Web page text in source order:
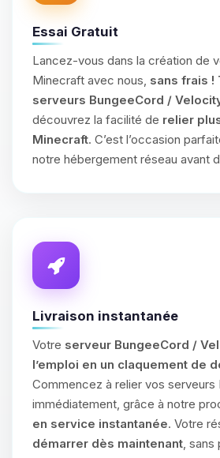
Essai Gratuit
Lancez-vous dans la création de
Minecraft avec nous, sans frais !
serveurs BungeeCord /
découvrez la facilité de relier
Minecraft. C’est l’occasion
notre hébergement réseau avant
Livraison instantanée
Votre serveur BungeeCord /
l’emploi en un claquement de
Commencez à relier vos serveurs
immédiatement, grâce à notre
en service instantanée. Votre
démarrer dès maintenant ,